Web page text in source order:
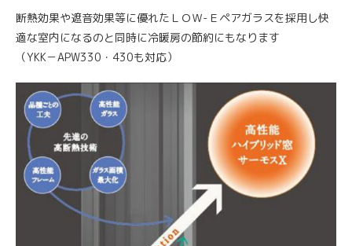
断熱効果や遮音効果等に優れたＬＯＷ-Ｅペアガラスを採用し快
適な室内になるのと同時に冷暖房の節約にもなります
（YKK－APW330・430も対応）